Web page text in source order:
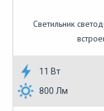
Cветильник
11 Вт
800 Лм